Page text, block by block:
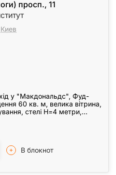
просп., 11
Киев
у "Макдональдс", Фуд-
60 кв. м, велика вітрина,
стелі Н=4 метри,
В блокнот